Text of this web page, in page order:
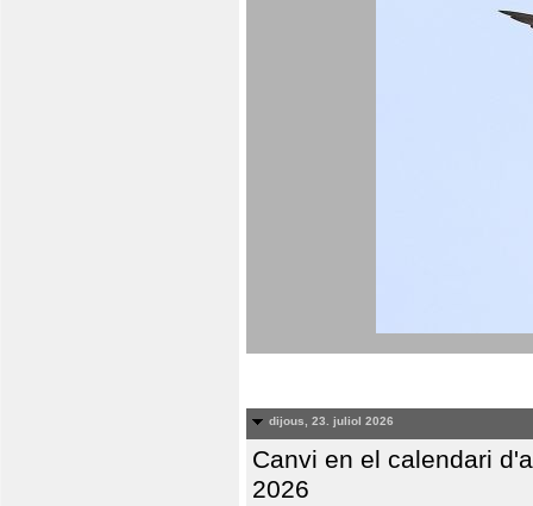
dijous, 23. juliol 2026
Canvi en el calendari
2026